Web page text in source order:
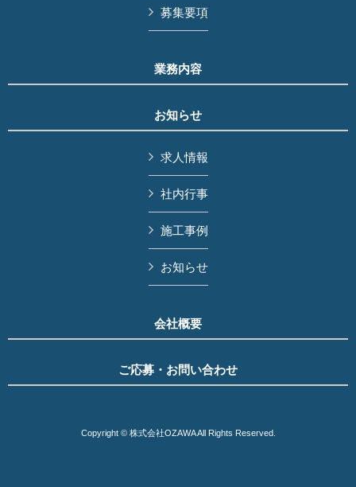
募集要項
業務内容
お知らせ
求人情報
社内行事
施工事例
お知らせ
会社概要
ご応募・お問い合わせ
Copyright © 株式会社OZAWA All Rights Reserved.